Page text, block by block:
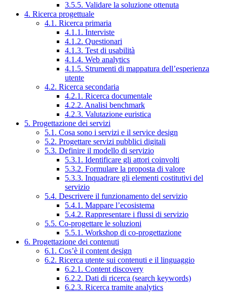
3.5.5. Validare la soluzione ottenuta
4. Ricerca progettuale
4.1. Ricerca primaria
4.1.1. Interviste
4.1.2. Questionari
4.1.3. Test di usabilità
4.1.4. Web analytics
4.1.5. Strumenti di mappatura dell’esperienza
utente
4.2. Ricerca secondaria
4.2.1. Ricerca documentale
4.2.2. Analisi benchmark
4.2.3. Valutazione euristica
5. Progettazione dei servizi
5.1. Cosa sono i servizi e il service design
5.2. Progettare servizi pubblici digitali
5.3. Definire il modello di servizio
5.3.1. Identificare gli attori coinvolti
5.3.2. Formulare la proposta di valore
5.3.3. Inquadrare gli elementi costitutivi del
servizio
5.4. Descrivere il funzionamento del servizio
5.4.1. Mappare l’ecosistema
5.4.2. Rappresentare i flussi di servizio
5.5. Co-progettare le soluzioni
5.5.1. Workshop di co-progettazione
6. Progettazione dei contenuti
6.1. Cos’è il content design
6.2. Ricerca utente sui contenuti e il linguaggio
6.2.1. Content discovery
6.2.2. Dati di ricerca (search keywords)
6.2.3. Ricerca tramite analytics